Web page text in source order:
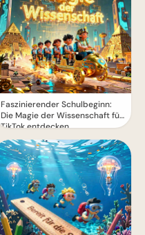
Faszinierender Schulbeginn:
Die Magie der Wissenschaft für
TikTok entdecken